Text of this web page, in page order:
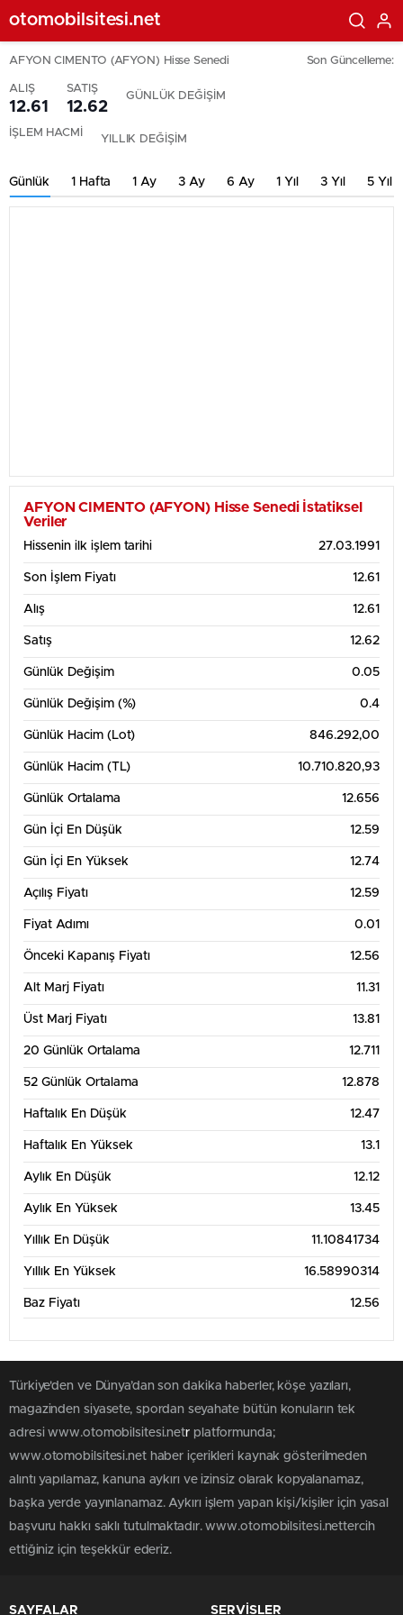
otomobilsitesi.net
AFYON CIMENTO (AFYON) Hisse Senedi Son Güncelleme:
ALIŞ
12.61
SATIŞ
12.62
GÜNLÜK DEĞİŞİM
İŞLEM HACMİ YILLIK DEĞİŞİM
Günlük 1 Hafta 1 Ay 3 Ay 6 Ay 1 Yıl 3 Yıl 5 Yıl
AFYON CIMENTO (AFYON) Hisse Senedi İstatiksel
Veriler
Hissenin ilk işlem tarihi 27.03.1991
Son İşlem Fiyatı 12.61
Alış 12.61
Satış 12.62
Günlük Değişim 0.05
Günlük Değişim (%) 0.4
Günlük Hacim (Lot) 846.292,00
Günlük Hacim (TL) 10.710.820,93
Günlük Ortalama 12.656
Gün İçi En Düşük 12.59
Gün İçi En Yüksek 12.74
Açılış Fiyatı 12.59
Fiyat Adımı 0.01
Önceki Kapanış Fiyatı 12.56
Alt Marj Fiyatı 11.31
Üst Marj Fiyatı 13.81
20 Günlük Ortalama 12.711
52 Günlük Ortalama 12.878
Haftalık En Düşük 12.47
Haftalık En Yüksek 13.1
Aylık En Düşük 12.12
Aylık En Yüksek 13.45
Yıllık En Düşük 11.10841734
Yıllık En Yüksek 16.58990314
Baz Fiyatı 12.56
Türkiye'den ve Dünya’dan son dakika haberler, köşe yazıları,
magazinden siyasete, spordan seyahate bütün konuların tek
adresi www.otomobilsitesi.netr platformunda;
www.otomobilsitesi.net haber içerikleri kaynak gösterilmeden
alıntı yapılamaz, kanuna aykırı ve izinsiz olarak kopyalanamaz,
başka yerde yayınlanamaz. Aykırı işlem yapan kişi/kişiler için yasal
başvuru hakkı saklı tutulmaktadır. www.otomobilsitesi.nettercih
ettiğiniz için teşekkür ederiz.
SAYFALAR SERVİSLER